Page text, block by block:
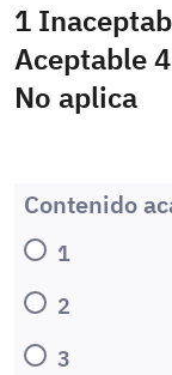
1
Aceptable
No aplica
Contenido
1
2
3